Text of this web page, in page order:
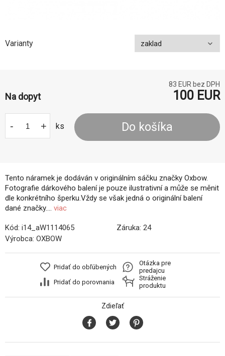
Tento náramek je dodáván v originálním sáčku značky Oxbow.
Fotografie dárkového balení je pouze ilustrativní a může se měnit
dle konkrétního šperku.Vždy se však jedná o originální balení
dané značky.... viac
Varianty
83 EUR bez DPH
Na dopyt 100 EUR
- + ks Do košíka
Kód: i14_aW1114065 Záruka: 24
Výrobca: OXBOW
Pridať do obľúbených
Pridať do porovnania
Otázka pre
predajcu
Stráženie
produktu
Zdieľať